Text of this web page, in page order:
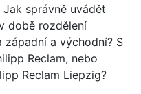
správně uvádět
době rozdělení
a východní? S
Reclam, nebo
Reclam Liepzig?